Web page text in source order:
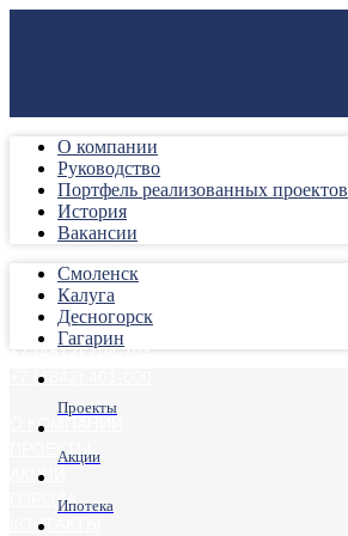
+7 (4812) 704-704
+7 (4842) 401-000
О КОМПАНИИ
ПРОЕКТЫ
АКЦИИ
ГОРОДА
КОНТАКТЫ
О компании
Руководство
Портфель реализованных проектов
История
Вакансии
Смоленск
Калуга
Десногорск
Гагарин
Проекты
Акции
Ипотека